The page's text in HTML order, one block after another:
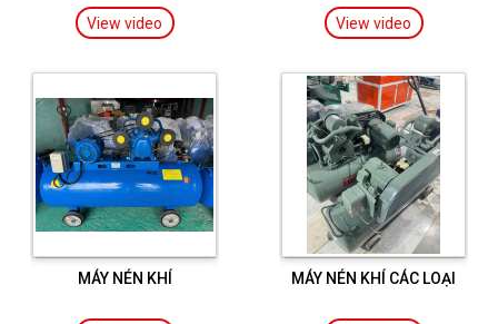
View video View video
MÁY NÉN KHÍ MÁY NÉN KHÍ CÁC LOẠI